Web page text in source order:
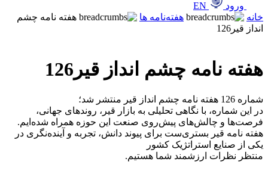
ورود
خانه
هفته‌نامه ها
هفته نامه چشم
انداز قیر126
هفته نامه چشم انداز قیر126
شماره 126 هفته نامه چشم انداز قیر منتشر شد؛
‎در این شماره، با نگاهی تحلیلی به بازار قیر، روندهای جهانی،
فرصت‌ها و چالش‌های پیش‌روی صنعت این حوزه همراه شده‌ایم.
‎هفته نامه قیر بستری‌ست برای پیوند دانش، تجربه و آینده‌نگری در
یکی از صنایع استراتژیک کشور